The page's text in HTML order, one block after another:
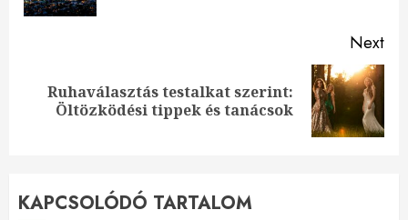
Next
Next
post:
Ruhaválasztás testalkat szerint:
Öltözködési tippek és tanácsok
KAPCSOLÓDÓ TARTALOM